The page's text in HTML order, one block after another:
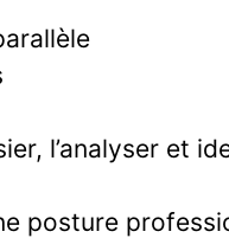
l’analyser et
posture